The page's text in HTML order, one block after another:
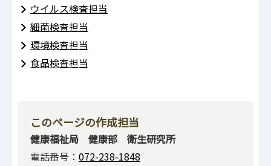
ウイルス検査担当
細菌検査担当
環境検査担当
食品検査担当
このページの作成担当
健康福祉局 健康部 衛生研究所
電話番号： 072-238-1848